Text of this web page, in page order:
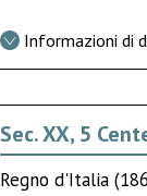
Informazioni di
Sec. XX, 5
Regno d'Italia